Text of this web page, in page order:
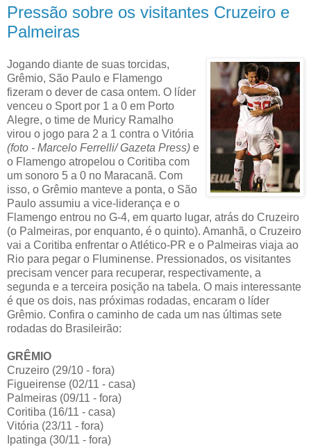
Pressão sobre os visitantes Cruzeiro e
Palmeiras
Jogando diante de suas torcidas,
Grêmio, São Paulo e Flamengo
fizeram o dever de casa ontem. O líder
venceu o Sport por 1 a 0 em Porto
Alegre, o time de Muricy Ramalho
virou o jogo para 2 a 1 contra o Vitória
(foto - Marcelo Ferrelli/ Gazeta Press) e
o Flamengo atropelou o Coritiba com
um sonoro 5 a 0 no Maracanã. Com
isso, o Grêmio manteve a ponta, o São
Paulo assumiu a vice-liderança e o
Flamengo entrou no G-4, em quarto lugar, atrás do Cruzeiro
(o Palmeiras, por enquanto, é o quinto). Amanhã, o Cruzeiro
vai a Coritiba enfrentar o Atlético-PR e o Palmeiras viaja ao
Rio para pegar o Fluminense. Pressionados, os visitantes
precisam vencer para recuperar, respectivamente, a
segunda e a terceira posição na tabela. O mais interessante
é que os dois, nas próximas rodadas, encaram o líder
Grêmio. Confira o caminho de cada um nas últimas sete
rodadas do Brasileirão:
GRÊMIO
Cruzeiro (29/10 - fora)
Figueirense (02/11 - casa)
Palmeiras (09/11 - fora)
Coritiba (16/11 - casa)
Vitória (23/11 - fora)
Ipatinga (30/11 - fora)